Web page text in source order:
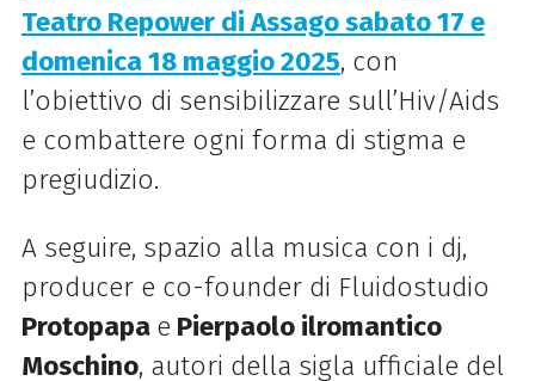
Teatro Repower di Assago sabato 17 e
domenica 18 maggio 2025, con
l’obiettivo di sensibilizzare sull’Hiv/Aids
e combattere ogni forma di stigma e
pregiudizio.
A seguire, spazio alla musica con i dj,
producer e co-founder di Fluidostudio
Protopapa e Pierpaolo ilromantico
Moschino, autori della sigla ufficiale del